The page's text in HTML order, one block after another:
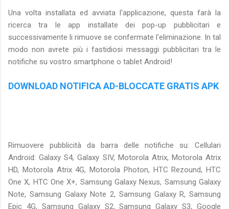
Una volta installata ed avviata l'applicazione, questa farà la
ricerca tra le app installate dei pop-up pubblicitari e
successivamente li rimuove se confermate l'eliminazione. In tal
modo non avrete più i fastidiosi messaggi pubblicitari tra le
notifiche su vostro smartphone o tablet Android!
DOWNLOAD NOTIFICA AD-BLOCCATE GRATIS APK
Rimuovere pubblicità da barra delle notifiche su: Cellulari
Android: Galaxy S4, Galaxy SIV, Motorola Atrix, Motorola Atrix
HD, Motorola Atrix 4G, Motorola Photon, HTC Rezound, HTC
One X, HTC One X+, Samsung Galaxy Nexus, Samsung Galaxy
Note, Samsung Galaxy Note 2, Samsung Galaxy R, Samsung
Epic 4G, Samsung Galaxy S2, Samsung Galaxy S3, Google